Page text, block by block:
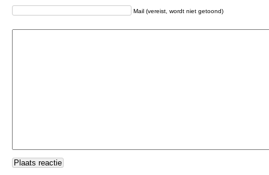
Mail (vereist, wordt niet getoond)